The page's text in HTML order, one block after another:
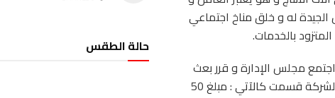
له و خلق مناخ اجتماعي
بالخدمات.
مجلس الإدارة و قرر بعث
صندوق اجتماعي مع منطلق السنة المقبلة خصص له مبلغ 70 ألف دينار من ميزانية الشركة قسمت كالآتي : مبلغ 50
حالة الطقس